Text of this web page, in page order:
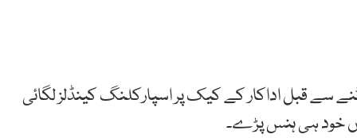
سے قبل اداکار کے کیک پر اسپارکلنگ کینڈلز لگائی
خود ہی ہنس پڑے۔